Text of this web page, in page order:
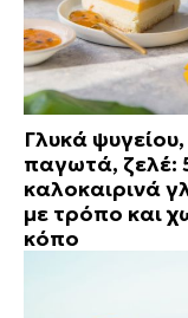
Γλυκά ψυγείου,
παγωτά, ζελέ:
καλοκαιρινά
με τρόπο και
κόπο